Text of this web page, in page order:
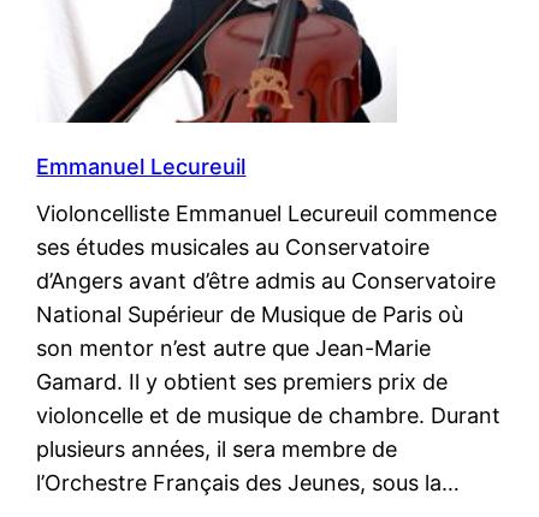
Emmanuel Lecureuil
Violoncelliste Emmanuel Lecureuil commence
ses études musicales au Conservatoire
d’Angers avant d’être admis au Conservatoire
National Supérieur de Musique de Paris où
son mentor n’est autre que Jean-Marie
Gamard. Il y obtient ses premiers prix de
violoncelle et de musique de chambre. Durant
plusieurs années, il sera membre de
l’Orchestre Français des Jeunes, sous la…